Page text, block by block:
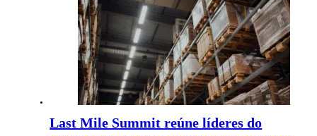
Last Mile Summit reúne líderes do